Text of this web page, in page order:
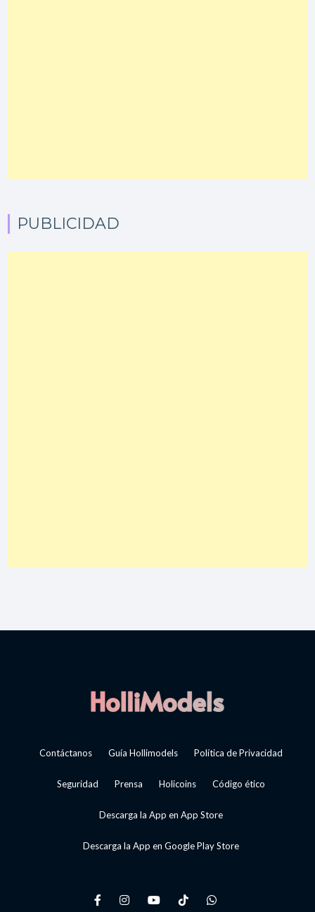
PUBLICIDAD
Contáctanos Guía Hollimodels Política de Privacidad
Seguridad Prensa Holicoins Código ético
Descarga la App en App Store
Descarga la App en Google Play Store